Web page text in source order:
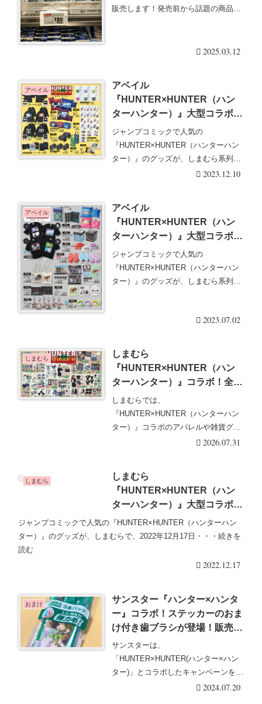
ローソンも！
販売します！発売前から話題の商品で
2025.03.12
アベイル
アベイル
『HUNTER×HUNTER（ハン
ターハンター）』大型コラボ
2023冬が12月9日より発売！半
袖Tシャツやバッグ、マルチケ
ース、収納ボックス、マルチク
リップ、アクセサリーも！店
ジャンプコミックで人気の
『HUNTER×HUNTER（ハンターハン
ター）』のグッズが、しまむら系列ア
ベイルで、2023年・・・続きを読む
2023.12.10
アベイル
アベイル
『HUNTER×HUNTER（ハン
ターハンター）』大型コラボ
2023夏が7/1~発売！半袖Tシャ
ツやルームシューズ、ティッシ
ュケース、チャーム、クッショ
ジャンプコミックで人気の
『HUNTER×HUNTER（ハンターハン
ター）』のグッズが、しまむら系列ア
2023.07.02
しまむら
しまむら
『HUNTER×HUNTER（ハン
ターハンター）』コラボ！全商
品・最新の発売日・種類・品
番・オンライン・再販まとめ！
取扱店はどこ？グリードアイラ
ンド編のグッズが2026/8/1より
しまむらでは、
『HUNTER×HUNTER（ハンターハン
ター）』コラボのアパレルや雑貨グッ
ズを販売しています。限定商品2026.07.31
しまむら
しまむら
『HUNTER×HUNTER（ハン
ターハンター）』大型コラボ
2022冬！服やグッズが12/17～
発売！店頭・オンラインも！
ジャンプコミックで人気の『HUNTER×HUNTER（ハンターハン
ター）』のグッズが、しまむらで、2022年12月17日・・・続きを
読む
2022.12.17
おまけ
サンスター『ハンター×ハンタ
ー』コラボ！ステッカーのおま
け付き歯ブラシが登場！販売店
は？グッズも！
サンスターは、
「HUNTER×HUNTER(ハンター×ハン
ター)」とコラボしたキャンペーンを
2022年10月中旬より開催・・・続きを
2024.07.20